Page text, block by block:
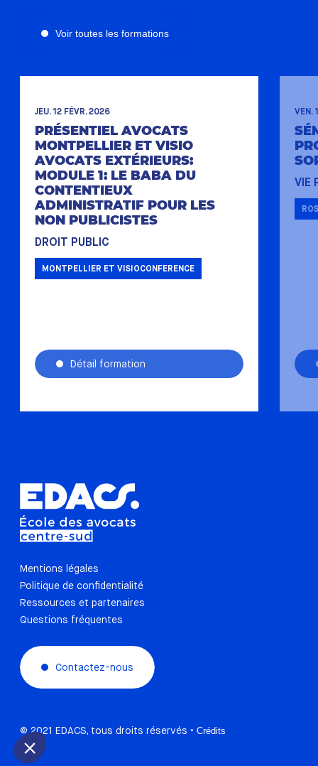
Voir toutes les formations
JEU. 12 FÉVR. 2026
PRÉSENTIEL AVOCATS
MONTPELLIER ET VISIO
AVOCATS EXTÉRIEURS:
MODULE 1: LE BABA DU
CONTENTIEUX
ADMINISTRATIF POUR LES
NON PUBLICISTES
DROIT PUBLIC
MONTPELLIER ET VISIOCONFERENCE
Détail formation
VEN.
VIE
Mentions légales
Politique de confidentialité
Ressources et partenaires
Questions fréquentes
Contactez-nous
© 2021 EDACS, tous droits réservés • Crédits